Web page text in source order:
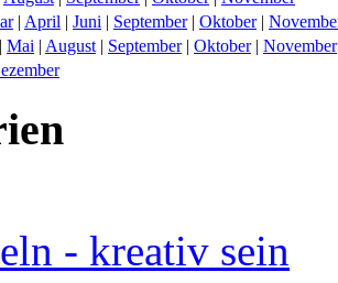
| April | Juni | September| Oktober|
| Mai | August | September| Oktober| November
- kreativ sein